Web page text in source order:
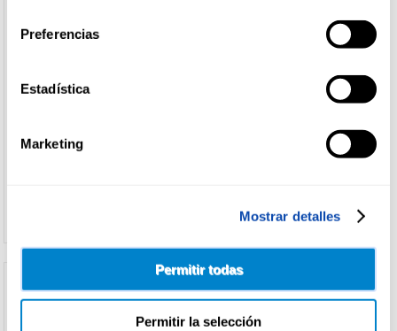
Preferencias
Estadística
Marketing
Mostrar detalles
Permitir todas
Permitir la selección
FANTA